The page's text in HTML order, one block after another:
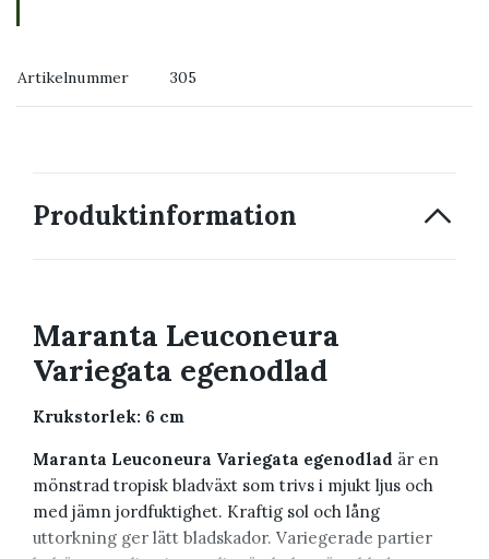
Artikelnummer 305
Produktinformation
Maranta Leuconeura
Variegata egenodlad
Krukstorlek: 6 cm
Maranta Leuconeura Variegata egenodlad är en
mönstrad tropisk bladväxt som trivs i mjukt ljus och
med jämn jordfuktighet. Kraftig sol och lång
uttorkning ger lätt bladskador. Variegerade partier